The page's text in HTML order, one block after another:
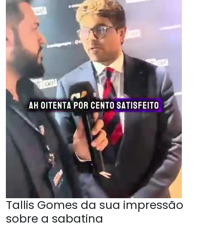
Tallis Gomes da sua impressão
sobre a sabatina